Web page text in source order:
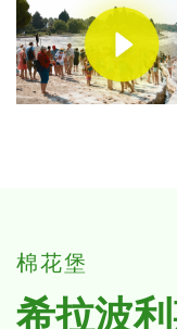
棉花堡
希拉波